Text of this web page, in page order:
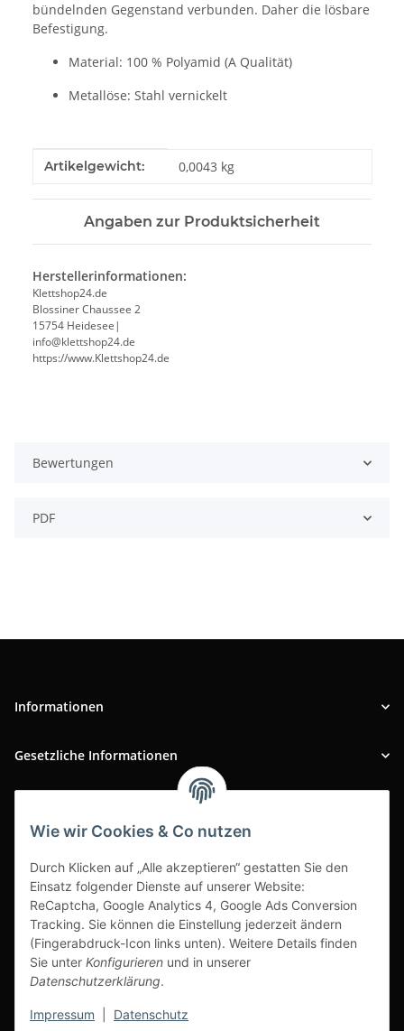
Wie wir Cookies & Co nutzen
Durch Klicken auf „Alle akzeptieren“ gestatten Sie den
Einsatz folgender Dienste auf unserer Website:
ReCaptcha, Google Analytics 4, Google Ads Conversion
Tracking. Sie können die Einstellung jederzeit ändern
(Fingerabdruck-Icon links unten). Weitere Details finden
Sie unter Konfigurieren und in unserer
Datenschutzerklärung.
Impressum Datenschutz
bündelnden Gegenstand verbunden. Daher die lösbare
Befestigung.
Material: 100 % Polyamid (A Qualität)
Metallöse: Stahl vernickelt
Produkteigenschaft
Wert
Artikelgewicht: 0,0043 kg
Angaben zur Produktsicherheit
Herstellerinformationen:
Klettshop24.de
Blossiner Chaussee 2
15754 Heidesee|
info@klettshop24.de
https://www.Klettshop24.de
Bewertungen
PDF
Informationen
Gesetzliche Informationen